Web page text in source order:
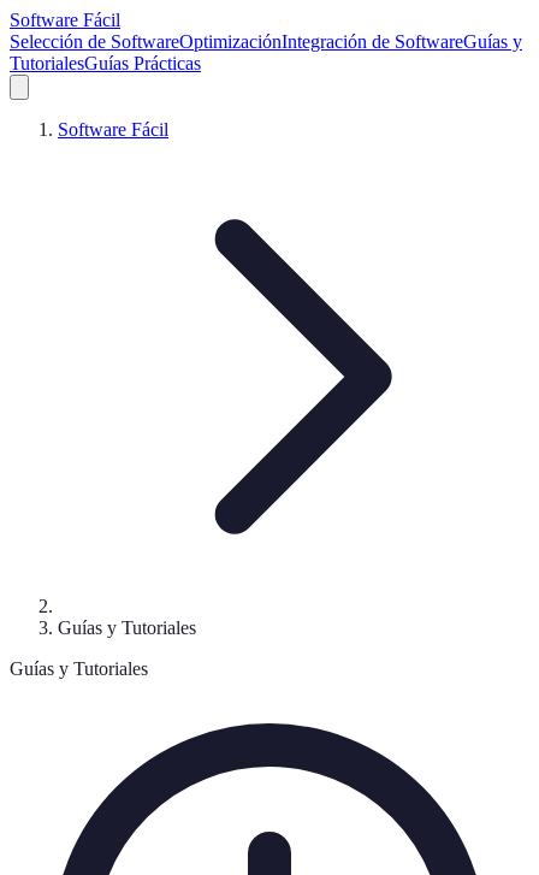
Software Fácil
Selección de SoftwareOptimizaciónIntegración de SoftwareGuías y
TutorialesGuías Prácticas
Software Fácil
Guías y Tutoriales
Guías y Tutoriales